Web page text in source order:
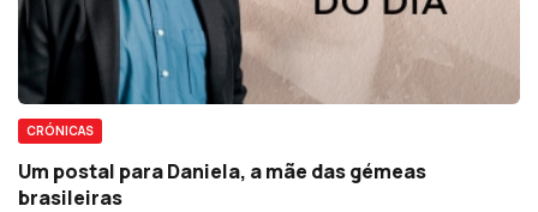
CRÓNICAS
Um postal para Daniela, a mãe das gémeas
brasileiras